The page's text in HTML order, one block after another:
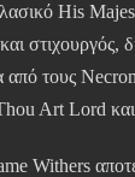
His
στιχουργός,
τους
Art Lord
Withers